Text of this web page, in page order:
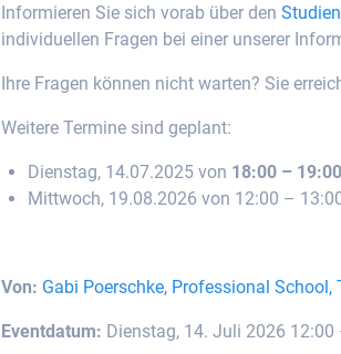
Informieren Sie sich vorab über den
individuellen Fragen bei einer unserer
Ihre Fragen können nicht warten? Sie
Weitere Termine sind geplant:
Dienstag, 14.07.2025 von 18:00 –
Mittwoch, 19.08.2026 von 12:00 –
Von: Gabi Poerschke, Professional
Eventdatum: Dienstag, 14. Juli 2026 12:00